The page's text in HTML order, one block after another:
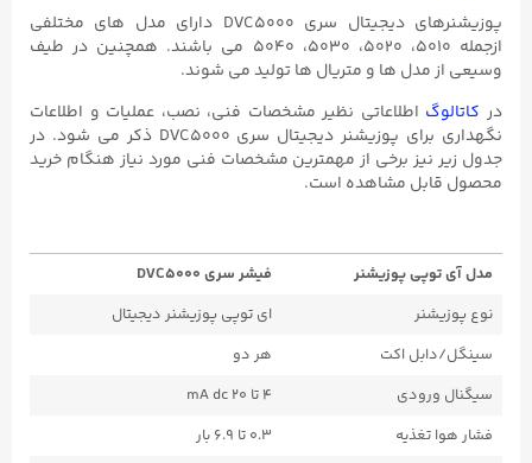
پوزیشنرهای دیجیتال سری DVC5000 دارای مدل های مختلفی
ازجمله ۵۰۱۰، ۵۰۲۰، ۵۰۳۰، ۵۰۴۰ می باشند. همچنین در طیف
وسیعی از مدل ها و متریال ها تولید می شوند.
در کاتالوگ اطلاعاتی نظیر مشخصات فنی، نصب، عملیات و اطلاعات
نگهداری برای پوزیشنر دیجیتال سری DVC5000 ذکر می شود. در
جدول زیر نیز برخی از مهمترین مشخصات فنی مورد نیاز هنگام خرید
محصول قابل مشاهده است.
مدل آی توپی پوزیشنر
فیشر سری DVC5000
نوع پوزیشنر
ای توپی پوزیشنر دیجیتال
سینگل/دابل اکت
هر دو
سیگنال ورودی
۴ تا ۲۰ mA dc
فشار هوا تغذیه
۰.۳ تا ۶.۹ بار